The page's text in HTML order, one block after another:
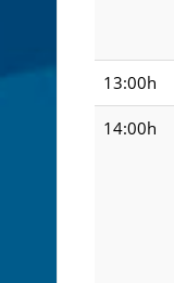
13:00h
14:00h